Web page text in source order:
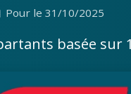
Pour le 31/10/2025
basée sur